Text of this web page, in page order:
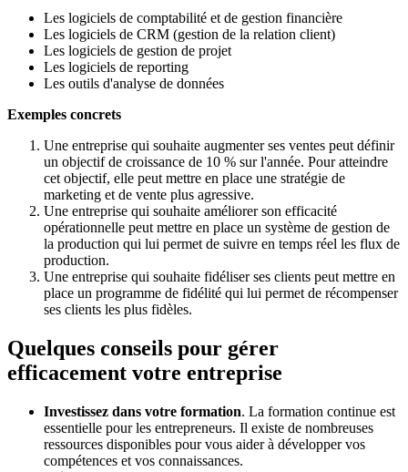
Les logiciels de comptabilité et de gestion financière
Les logiciels de CRM (gestion de la relation client)
Les logiciels de gestion de projet
Les logiciels de reporting
Les outils d'analyse de données
Exemples concrets
Une entreprise qui souhaite augmenter ses ventes peut définir
un objectif de croissance de 10 % sur l'année. Pour atteindre
cet objectif, elle peut mettre en place une stratégie de
marketing et de vente plus agressive.
Une entreprise qui souhaite améliorer son efficacité
opérationnelle peut mettre en place un système de gestion de
la production qui lui permet de suivre en temps réel les flux de
production.
Une entreprise qui souhaite fidéliser ses clients peut mettre en
place un programme de fidélité qui lui permet de récompenser
ses clients les plus fidèles.
Quelques conseils pour gérer
efficacement votre entreprise
Investissez dans votre formation. La formation continue est
essentielle pour les entrepreneurs. Il existe de nombreuses
ressources disponibles pour vous aider à développer vos
compétences et vos connaissances.